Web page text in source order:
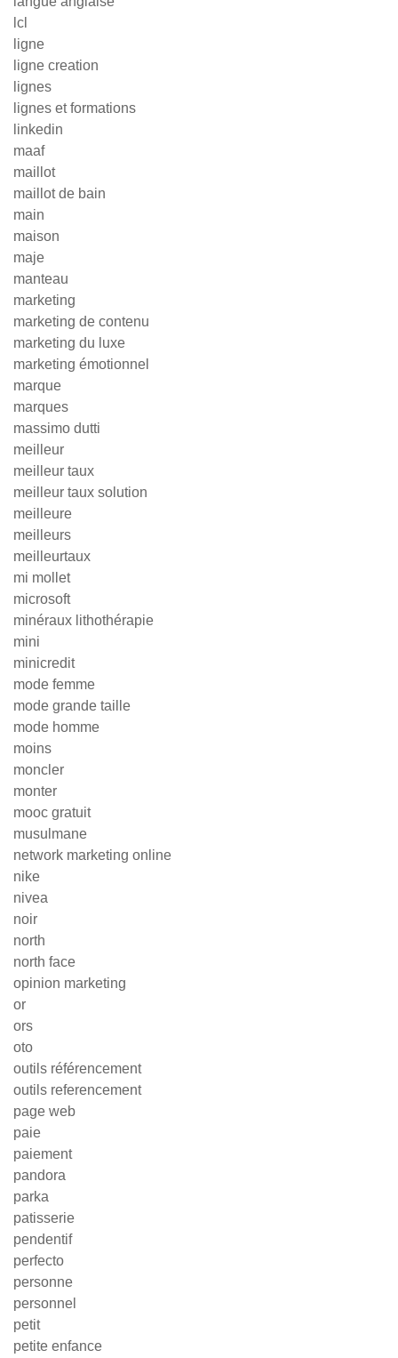
lcl
ligne
ligne creation
lignes
lignes et formations
linkedin
maaf
maillot
maillot de bain
main
maison
maje
manteau
marketing
marketing de contenu
marketing du luxe
marketing émotionnel
marque
marques
massimo dutti
meilleur
meilleur taux
meilleur taux solution
meilleure
meilleurs
meilleurtaux
mi mollet
microsoft
minéraux lithothérapie
mini
minicredit
mode femme
mode grande taille
mode homme
moins
moncler
monter
mooc gratuit
musulmane
network marketing online
nike
nivea
noir
north
north face
opinion marketing
or
ors
oto
outils référencement
outils referencement
page web
paie
paiement
pandora
parka
patisserie
pendentif
perfecto
personne
personnel
petit
petite enfance